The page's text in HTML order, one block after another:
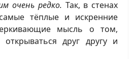
очень редко. Так, в стенах
тёплые и искренние
мысль о том,
друг другу и